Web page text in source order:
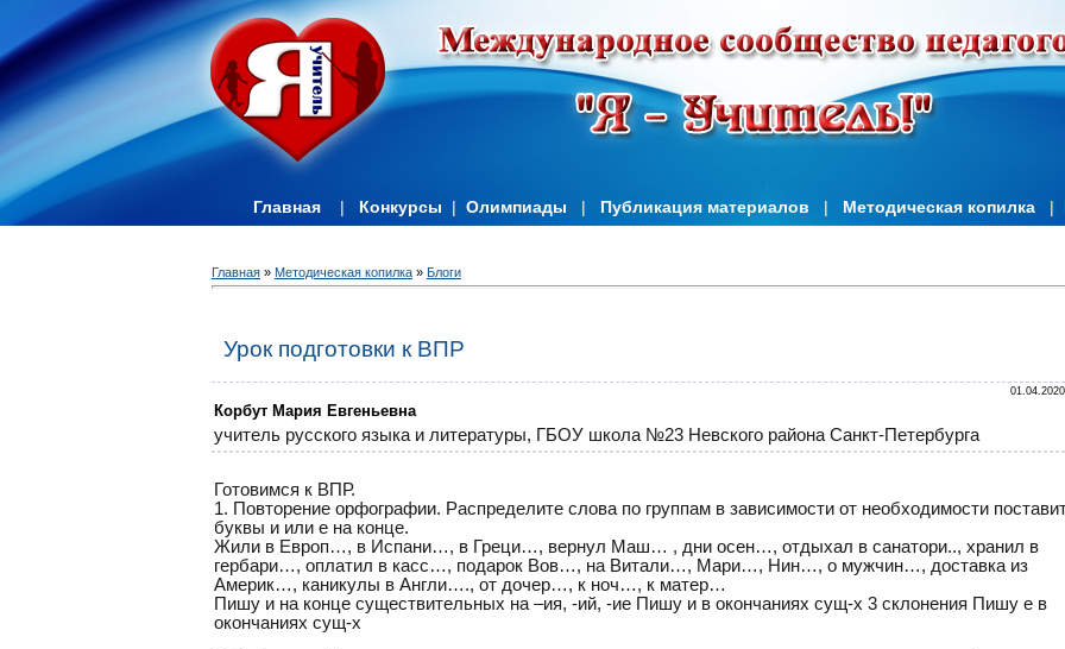
Главная | Конкурсы | Олимпиады | Публикация материалов | Методическая копилка |
Главная » Методическая копилка » Блоги
Урок подготовки к ВПР
Корбут Мария Евгеньевна
учитель русского языка и литературы, ГБОУ школа №23 Невского района Санкт-Петербурга
Готовимся к ВПР.
1. Повторение орфографии. Распределите слова по группам в зависимости от необходимости
буквы и или е на конце.
Жили в Европ…, в Испани…, в Греци…, вернул Маш… , дни осен…, отдыхал в санатори.., хранил в
гербари…, оплатил в касс…, подарок Вов…, на Витали…, Мари…, Нин…, о мужчин…, доставка из
Америк…, каникулы в Англи…., от дочер…, к ноч…, к матер…
Пишу и на конце существительных на –ия, -ий, -ие Пишу и в окончаниях сущ-х 3 склонения Пишу е в
окончаниях сущ-х